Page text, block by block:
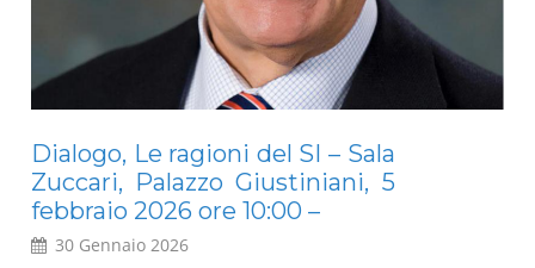
Dialogo, Le ragioni del SI – Sala
Zuccari, Palazzo Giustiniani, 5
febbraio 2026 ore 10:00 –
30 Gennaio 2026